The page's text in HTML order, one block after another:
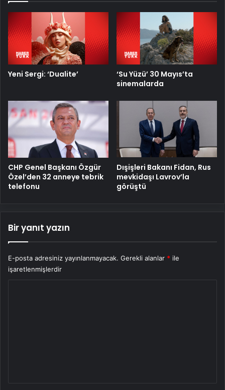
Yeni Sergi: ‘Dualite’
‘Su Yüzü’ 30 Mayıs’ta
sinemalarda
CHP Genel Başkanı Özgür
Özel’den 32 anneye tebrik
telefonu
Dışişleri Bakanı Fidan, Rus
mevkidaşı Lavrov’la
görüştü
Bir yanıt yazın
E-posta adresiniz yayınlanmayacak. Gerekli alanlar * ile
işaretlenmişlerdir